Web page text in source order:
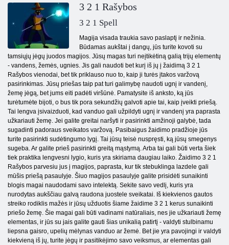
3 2 1 Rašybos
3 2 1 Spell
Magija visada traukia savo paslaptį ir nežinia.
Būdamas aukštai į dangų, jūs turite kovoti su
tamsiųjų jėgų juodos magijos. Jūsų magas turi neįtikėtiną galią trijų elementų
- vandens, žemės, ugnies. Jis gali naudoti bet kurį iš jų į žaidimą 3 2 1
Rašybos vienodai, bet tik priklauso nuo to, kaip ji turės įtakos varžovą
pasirinkimas. Jūsų priešas taip pat turi galimybę naudoti ugnį ir vandenį,
žemę jėgą, bet jums eiti padėti viršūnė. Pamatysite iš anksto, ką jūs
turėtumėte bijoti, o bus tik pora sekundžių galvoti apie tai, kaip įveikti priešą.
Tai lengva įsivaizduoti, kad vanduo gali užpildyti ugnį ir vandenį yra paprasta
užkariauti žemę. Jei galite greitai naršyti ir pasirinkti amžinoji galybė, tada
sugadinti padoraus sveikatos varžovą. Pasibaigus žaidimo pradžioje jūs
turite pasirinkti sudėtingumo lygį. Tai jūsų teisė nuspręsti, ką jūsų smegenys
sugeba. Ar galite prieš pasirinkti greitą mąstymą. Arba tai gali būti verta šiek
tiek praktika lengvesni lygio, kuris yra skiriama daugiau laiko. Žaidimo 3 2 1
Rašybos parvesiu jus į magijos, paprasta, kur tik stebuklinga lazdele gali
mūšis priešą pasaulyje. Šiuo magijos pasaulyje galite prisidėti sunaikinti
blogis magai naudodami savo intelektą. Sekite savo vedlį, kuris yra
nurodytas aukščiau galvą raudona juostele sveikatai. Iš kiekvienos gautos
streiko rodiklis mažės ir jūsų užduotis šiame žaidime 3 2 1 kerus sunaikinti
priešo žemę. Šie magai gali būti vadinami natūraliais, nes jie užkariauti žemę
elementas, ir jūs su jais galite gauti šias unikalią patirtį - valdyti stulbinamu
liepsna gaisro, upelių mėlynas vanduo ar žemė. Bet jie yra pavojingi ir valdyti
kiekvieną iš jų, turite jėgų ir pasitikėjimo savo veiksmus, ar elementas gali